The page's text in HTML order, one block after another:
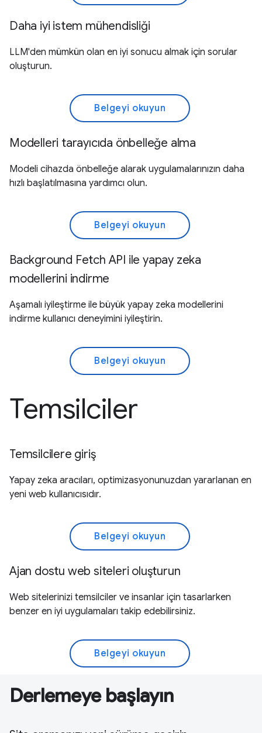
Daha iyi istem mühendisliği
LLM'den mümkün olan en iyi sonucu almak için sorular
oluşturun.
Belgeyi okuyun
Modelleri tarayıcıda önbelleğe alma
Modeli cihazda önbelleğe alarak uygulamalarınızın daha
hızlı başlatılmasına yardımcı olun.
Belgeyi okuyun
Background Fetch API ile yapay zeka
modellerini indirme
Aşamalı iyileştirme ile büyük yapay zeka modellerini
indirme kullanıcı deneyimini iyileştirin.
Belgeyi okuyun
Temsilciler
Temsilcilere giriş
Yapay zeka aracıları, optimizasyonunuzdan yararlanan en
yeni web kullanıcısıdır.
Belgeyi okuyun
Ajan dostu web siteleri oluşturun
Web sitelerinizi temsilciler ve insanlar için tasarlarken
benzer en iyi uygulamaları takip edebilirsiniz.
Belgeyi okuyun
Derlemeye başlayın